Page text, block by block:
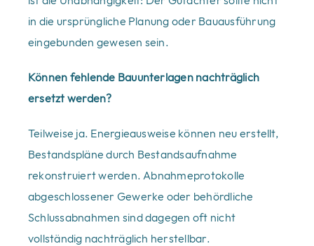
in die ursprüngliche Planung oder Bauausführung
eingebunden gewesen sein.
Können fehlende Bauunterlagen nachträglich
ersetzt werden?
Teilweise ja. Energieausweise können neu erstellt,
Bestandspläne durch Bestandsaufnahme
rekonstruiert werden. Abnahmeprotokolle
abgeschlossener Gewerke oder behördliche
Schlussabnahmen sind dagegen oft nicht
vollständig nachträglich herstellbar.